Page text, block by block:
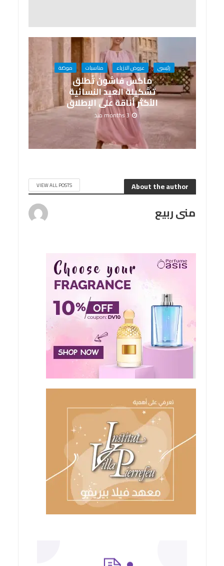
رئيسى عروض الازياء مناسبات موضة
ماكس فاشون تُطلق
تشكيلة العيد النسائية
الأكثر أناقة على الإطلاق
3 months منذ
About the author
VIEW ALL POSTS
منى ربيع